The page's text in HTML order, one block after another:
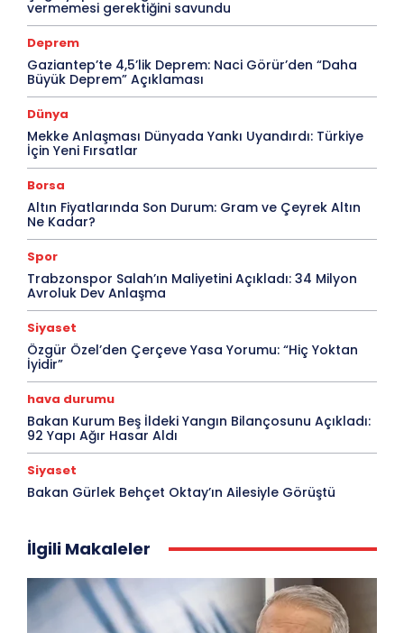
vermemesi gerektiğini savundu
Deprem
Gaziantep’te 4,5’lik Deprem: Naci Görür’den “Daha
Büyük Deprem” Açıklaması
Dünya
Mekke Anlaşması Dünyada Yankı Uyandırdı: Türkiye
İçin Yeni Fırsatlar
Borsa
Altın Fiyatlarında Son Durum: Gram ve Çeyrek Altın
Ne Kadar?
Spor
Trabzonspor Salah’ın Maliyetini Açıkladı: 34 Milyon
Avroluk Dev Anlaşma
Siyaset
Özgür Özel’den Çerçeve Yasa Yorumu: “Hiç Yoktan
İyidir”
hava durumu
Bakan Kurum Beş İldeki Yangın Bilançosunu Açıkladı:
92 Yapı Ağır Hasar Aldı
Siyaset
Bakan Gürlek Behçet Oktay’ın Ailesiyle Görüştü
İlgili Makaleler